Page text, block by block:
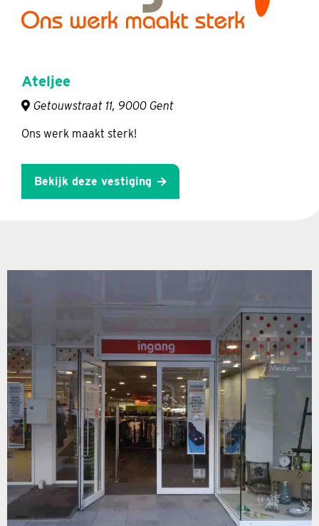
Ateljee
Getouwstraat 11, 9000 Gent
Ons werk maakt sterk!
Bekijk deze vestiging